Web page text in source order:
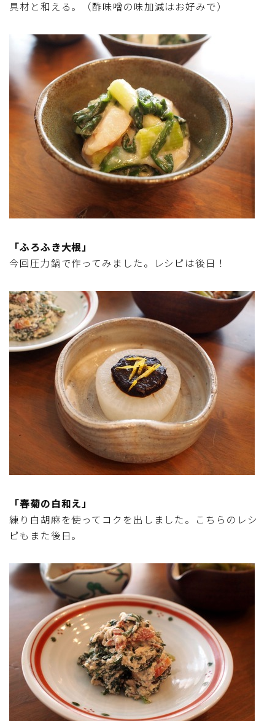
ハム・ベーコン・ソーセー・・スパム・チーズ料理
豆腐・厚揚げ・油揚げ・納豆・豆類・豆製品料理
缶詰料理(ツナ・サバ・いわし・ホタテ貝柱・コーン
行事食(おせち・ハロウィン・クリスマス・雛祭り・子
供の日・七夕等)
お弁当
漬物・ピクルス・保存食・発酵食品
圧力鍋使用の料理
ソース・ドレッシング・たれ・ディップ類
ドリンク・シロップ・ジャム類
その他食材
テーブルコーディネート・食器・調理器具
住・インテリア・小物・植物
離乳食・キッズメニュー
育児徒然
その他徒然
具材と和える。（酢味噌の味加減はお好みで）
「ふろふき大根」
今回圧力鍋で作ってみました。レシピは後日！
「春菊の白和え」
練り白胡麻を使ってコクを出しました。こちらのレシ
ピもまた後日。